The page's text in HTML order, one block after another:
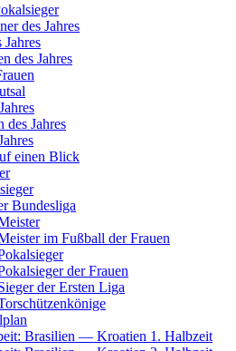
des Jahres
des Jahres
des Jahres
einen Blick
Bundesliga
im Fußball der Frauen
der Frauen
der Ersten Liga
Brasilien — Kroatien 1. Halbzeit